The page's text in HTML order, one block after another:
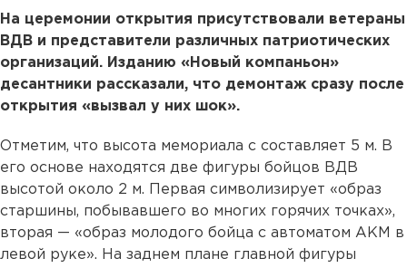
На церемонии открытия присутствовали ветераны
ВДВ и представители различных патриотических
организаций. Изданию «Новый компаньон»
десантники рассказали, что демонтаж сразу после
открытия «вызвал у них шок».
Отметим, что высота мемориала с составляет 5 м. В
его основе находятся две фигуры бойцов ВДВ
высотой около 2 м. Первая символизирует «образ
старшины, побывавшего во многих горячих точках»,
вторая — «образ молодого бойца с автоматом АКМ в
левой руке». На заднем плане главной фигуры